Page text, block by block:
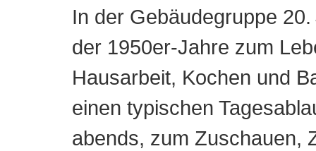
In der Gebäudegruppe
der 1950er-Jahre zum
Hausarbeit, Kochen und
einen typischen
abends, zum Zuschauen,